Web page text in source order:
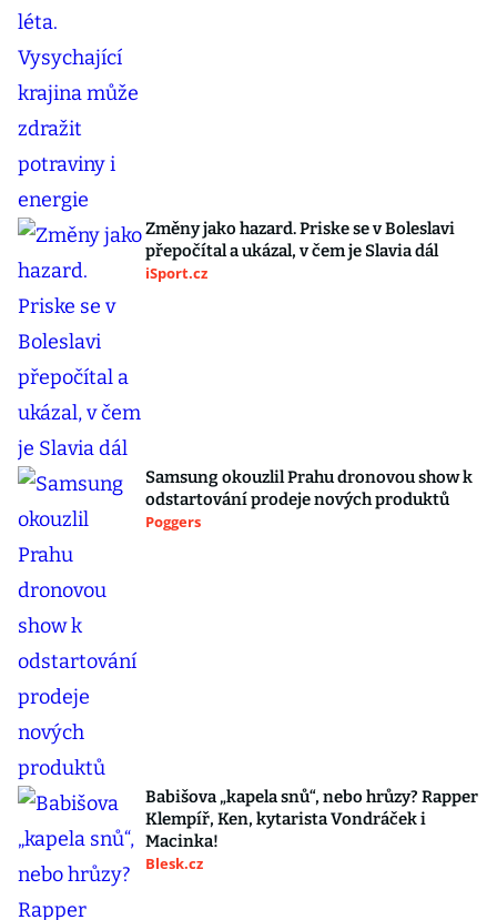
Změny jako hazard. Priske se v Boleslavi
přepočítal a ukázal, v čem je Slavia dál
iSport.cz
Samsung okouzlil Prahu dronovou show k
odstartování prodeje nových produktů
Poggers
Babišova „kapela snů“, nebo hrůzy? Rapper
Klempíř, Ken, kytarista Vondráček i
Macinka!
Blesk.cz